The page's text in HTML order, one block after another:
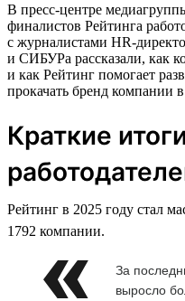
В пресс-центре
финалистов Рейтинга
с журналистами HR-
и СИБУРа рассказали, как
и как Рейтинг помогает
прокачать бренд компании
Краткие
Рейтинг в 2025 году стал
1792 компании.
За
выросло